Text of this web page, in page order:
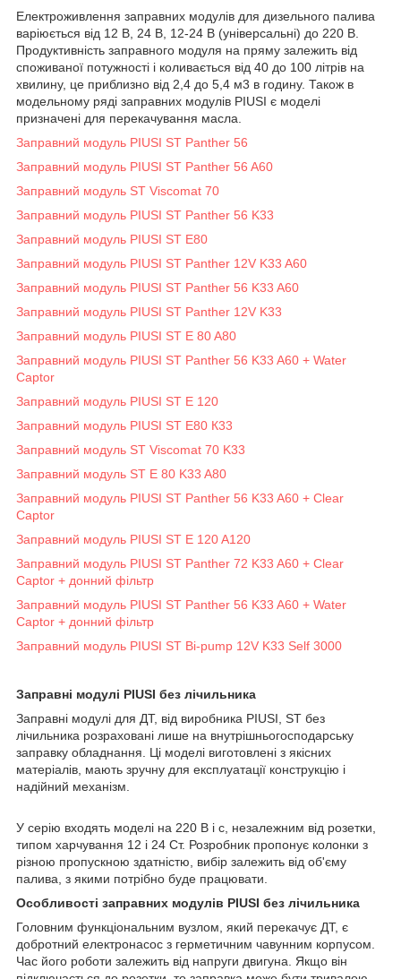
Електроживлення заправних модулів для дизельного палива
варіюється від 12 В, 24 В, 12-24 В (універсальні) до 220 В.
Продуктивність заправного модуля на пряму залежить від
споживаної потужності і коливається від 40 до 100 літрів на
хвилину, це приблизно від 2,4 до 5,4 м3 в годину. Також в
модельному ряді заправних модулів PIUSI є моделі
призначені для перекачування масла.
Заправний модуль PIUSI ST Panther 56
Заправний модуль PIUSI ST Panther 56 A60
Заправний модуль ST Viscomat 70
Заправний модуль PIUSI ST Panther 56 K33
Заправний модуль PIUSI ST E80
Заправний модуль PIUSI ST Panther 12V K33 A60
Заправний модуль PIUSI ST Panther 56 K33 A60
Заправний модуль PIUSI ST Panther 12V K33
Заправний модуль PIUSI ST E 80 A80
Заправний модуль PIUSI ST Panther 56 K33 A60 + Water
Captor
Заправний модуль PIUSI ST E 120
Заправний модуль PIUSI ST E80 К33
Заправний модуль ST Viscomat 70 K33
Заправний модуль ST E 80 K33 A80
Заправний модуль PIUSI ST Panther 56 K33 A60 + Clear
Captor
Заправний модуль PIUSI ST E 120 A120
Заправний модуль PIUSI ST Panther 72 K33 A60 + Clear
Captor + донний фільтр
Заправний модуль PIUSI ST Panther 56 K33 A60 + Water
Captor + донний фільтр
Заправний модуль PIUSI ST Bi-pump 12V K33 Self 3000
Заправні модулі PIUSI без лічильника
Заправні модулі для ДТ, від виробника PIUSI, ST без
лічильника розраховані лише на внутрішньогосподарську
заправку обладнання. Ці моделі виготовлені з якісних
матеріалів, мають зручну для експлуатації конструкцію і
надійний механізм.
У серію входять моделі на 220 В і с, незалежним від розетки,
типом харчування 12 і 24 Ст. Розробник пропонує колонки з
різною пропускною здатністю, вибір залежить від об'єму
палива, з якими потрібно буде працювати.
Особливості заправних модулів PIUSI без лічильника
Головним функціональним вузлом, який перекачує ДТ, є
добротний електронасос з герметичним чавунним корпусом.
Час його роботи залежить від напруги двигуна. Якщо він